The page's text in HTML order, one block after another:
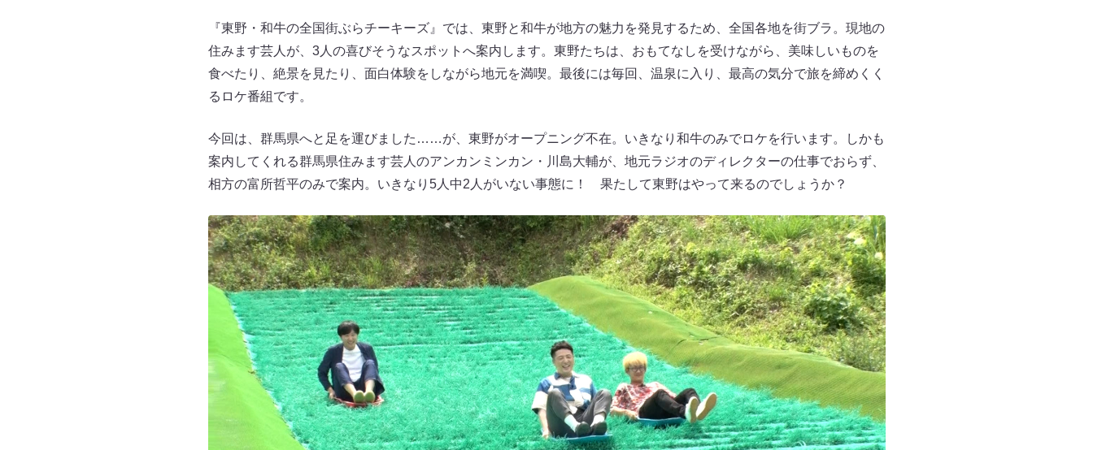
『東野・和牛の全国街ぶらチーキーズ』では、東野と和牛が地方の魅力を発見するため、全国各地を街ブラ。現地の
住みます芸人が、3人の喜びそうなスポットへ案内します。東野たちは、おもてなしを受けながら、美味しいものを
食べたり、絶景を見たり、面白体験をしながら地元を満喫。最後には毎回、温泉に入り、最高の気分で旅を締めくく
るロケ番組です。
今回は、群馬県へと足を運びました……が、東野がオープニング不在。いきなり和牛のみでロケを行います。しかも
案内してくれる群馬県住みます芸人のアンカンミンカン・川島大輔が、地元ラジオのディレクターの仕事でおらず、
相方の富所哲平のみで案内。いきなり5人中2人がいない事態に！ 果たして東野はやって来るのでしょうか？